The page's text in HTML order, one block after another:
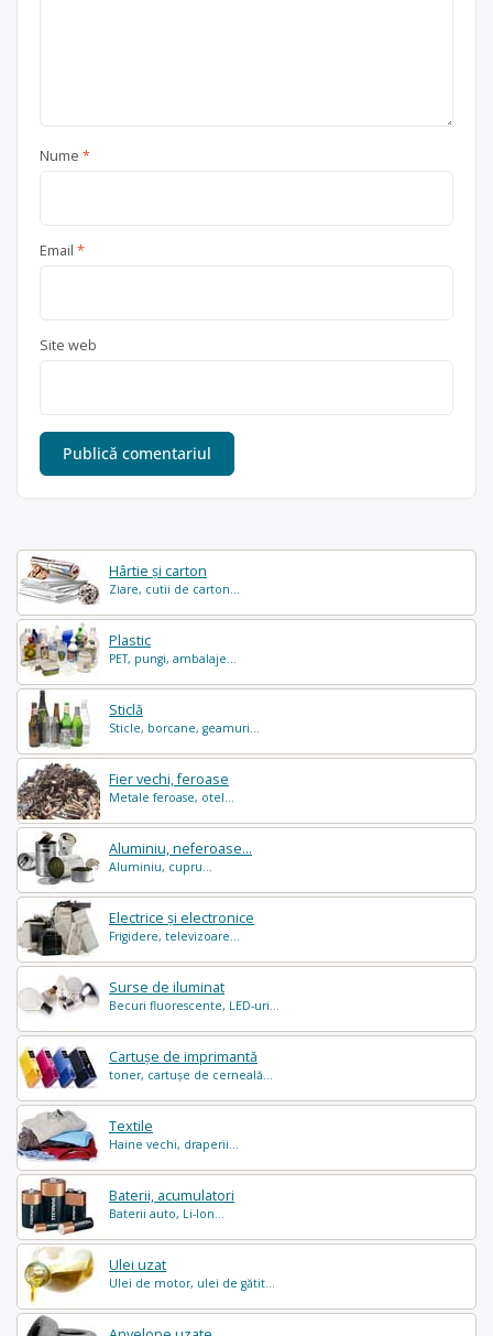
Hârtie și carton
Ziare, cutii de carton...
Plastic
PET, pungi, ambalaje...
Sticlă
Sticle, borcane, geamuri...
Fier vechi, feroase
Metale feroase, otel...
Aluminiu, neferoase...
Aluminiu, cupru...
Electrice și electronice
Frigidere, televizoare...
Surse de iluminat
Becuri fluorescente, LED-uri...
Cartușe de imprimantă
toner, cartușe de cerneală...
Textile
Haine vechi, draperii...
Baterii, acumulatori
Baterii auto, Li-Ion...
Ulei uzat
Ulei de motor, ulei de gătit...
Nume *
Email *
Site web